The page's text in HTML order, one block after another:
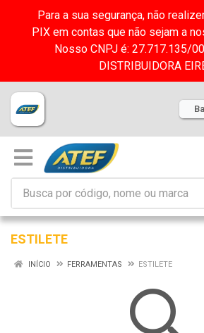
Para a sua segurança, não
PIX em contas que não sejam a
Nosso CNPJ é: 27.717.135/
DISTRIBUIDORA
ESTILETE
INÍCIO FERRAMENTAS ESTILETE